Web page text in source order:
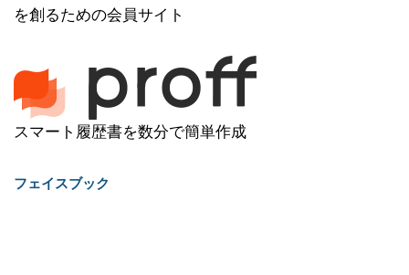
を創るための会員サイト
スマート履歴書を数分で簡単作成
フェイスブック